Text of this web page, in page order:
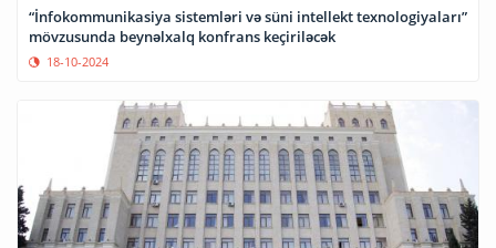
“İnfokommunikasiya sistemləri və süni intellekt texnologiyaları”
mövzusunda beynəlxalq konfrans keçiriləcək
18-10-2024